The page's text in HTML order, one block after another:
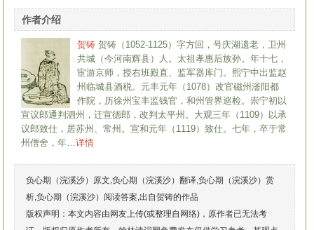
作者介绍
贺铸 贺铸（1052-1125）字方回，号庆湖遗老，卫州
共城（今河南辉县）人。太祖孝惠后族孙。年十七，
宦游京师，授右班殿直、监军器库门。熙宁中出监赵
州临城县酒税。元丰元年（1078）改官磁州滏阳都
作院，历徐州宝丰监钱官，和州管界巡检。崇宁初以
宣议郎通判泗州，迁宣德郎，改判太平州。大观三年（1109）以承
议郎致仕，居苏州、常州。宣和元年（1119）致仕。七年，卒于常
州僧舍，年…详情
负心期（浣溪沙）原文,负心期（浣溪沙）翻译,负心期（浣溪沙）赏
析,负心期（浣溪沙）阅读答案,出自贺铸的作品
版权声明：本文内容由网友上传(或整理自网络)，原作者已无法考